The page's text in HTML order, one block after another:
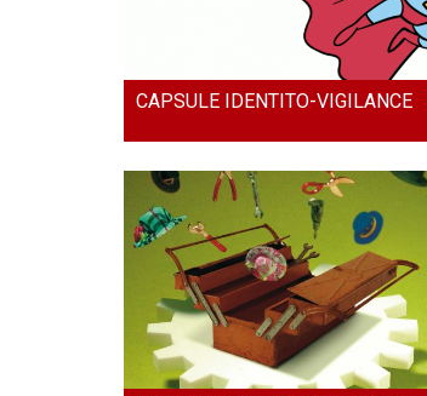
CAPSULE IDENTITO-VIGILANCE